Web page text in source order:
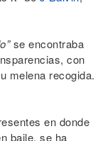
se encontraba
con
melena recogida.
en donde
baile, se ha